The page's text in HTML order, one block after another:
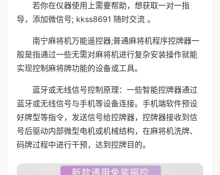
若你在仪器使用上需要帮助，想获取一对一指
导，添加微信号; kkss8691 随时交流 。
南宁麻将机万能遥控器;普通麻将机程序控牌器一
般是指通过一些无需对麻将机进行复杂安装操作就能
实现控制麻将牌功能的设备或工具。
蓝牙或无线信号控制原理：一些智能控牌器通过
蓝牙或无线信号与手机等设备连接。手机端软件预设
好牌型等指令，发送信号给控牌器，控牌器接收到信
号后驱动内部微型电机或机械结构，在麻将机洗牌、
码牌过程中进行干预，达到控牌目的。